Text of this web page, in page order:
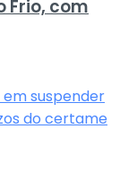
Frio, com